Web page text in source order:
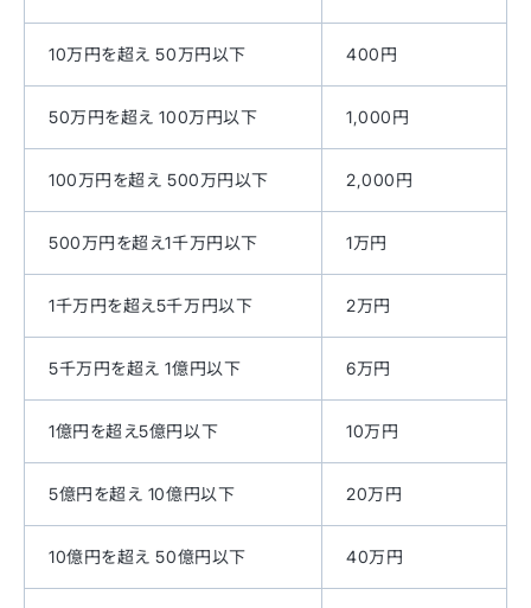
10万円を超え 50万円以下 400円
50万円を超え 100万円以下 1,000円
100万円を超え 500万円以下 2,000円
500万円を超え1千万円以下 1万円
1千万円を超え5千万円以下 2万円
5千万円を超え 1億円以下 6万円
1億円を超え5億円以下 10万円
5億円を超え 10億円以下 20万円
10億円を超え 50億円以下 40万円